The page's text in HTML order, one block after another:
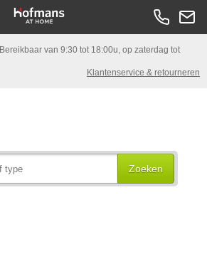
Bereikbaar van 9:30 tot 18:00u, op zaterdag tot
Klantenservice & retourneren
Zoeken